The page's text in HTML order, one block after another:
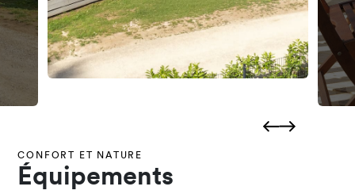
CONFORT ET NATURE
Équipements